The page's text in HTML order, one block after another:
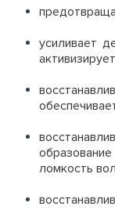
усиливает
ломкость